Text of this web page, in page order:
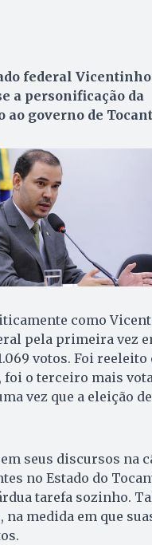
federal Vicentinho
a personificação da
ao governo de
como
pela primeira vez
votos. Foi reeleito
foi o terceiro mais
vez que a eleição de
seus discursos na
no Estado do
tarefa sozinho.
medida em que